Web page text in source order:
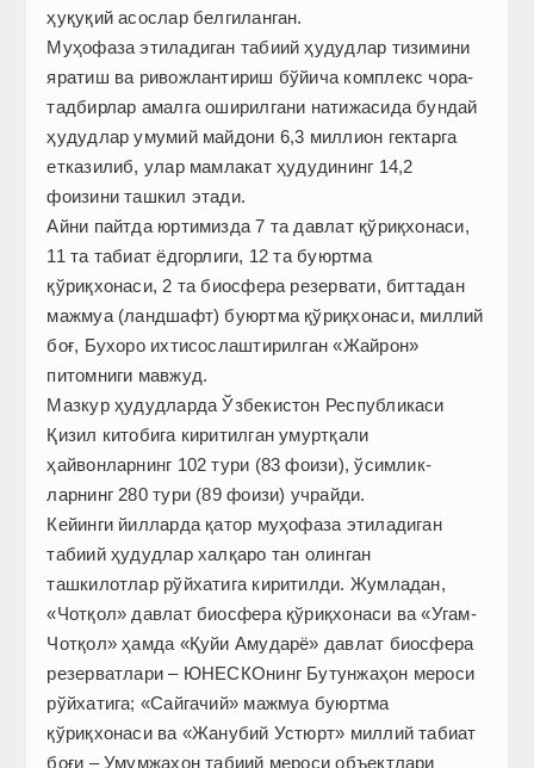
ҳуқуқий асослар белгиланган.
Муҳофаза этиладиган табиий ҳудудлар тизимини
яратиш ва ривожлантириш бўйича комплекс чора-
тадбирлар амалга оширилгани натижасида бундай
ҳудудлар умумий майдони 6,3 миллион гектарга
етказилиб, улар мамлакат ҳудудининг 14,2
фоизини ташкил этади.
Айни пайтда юртимизда 7 та давлат қўриқхонаси,
11 та табиат ёдгорлиги, 12 та буюртма
қўриқхонаси, 2 та биосфера резервати, биттадан
мажмуа (ландшафт) буюртма қўриқхонаси, миллий
боғ, Бухоро ихтисослаштирилган «Жайрон»
питомниги мавжуд.
Мазкур ҳудудларда Ўзбекистон Республикаси
Қизил китобига киритилган умуртқали
ҳайвонларнинг 102 тури (83 фоизи), ўсимлик­
ларнинг 280 тури (89 фоизи) учрайди.
Кейинги йилларда қатор муҳофаза этиладиган
табиий ҳудудлар халқаро тан олинган
ташкилотлар рўйхатига киритилди. Жумладан,
«Чотқол» давлат биосфера қўриқхонаси ва «Угам-
Чотқол» ҳамда «Қуйи Амударё» давлат биосфера
резерватлари – ЮНЕСКОнинг Бутунжаҳон мероси
рўйхатига; «Сайгачий» мажмуа буюртма
қўриқхонаси ва «Жанубий Устюрт» миллий табиат
боғи – Умумжаҳон табиий мероси объектлари